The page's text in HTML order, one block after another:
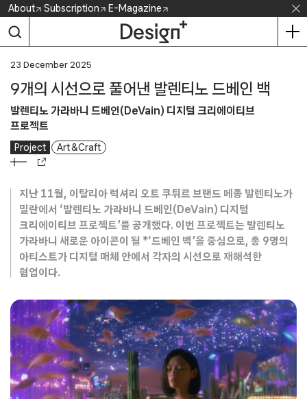
Skip
content
About Subscription E-Magazine
23 December 2025
9개의 시선으로 풀어낸 발렌티노 드베인 백
발렌티노 가라바니 드베인(DeVain) 디지털 크리에이티브
프로젝트
Project Art & Craft
지난 11월, 이탈리아 럭셔리 오트 쿠튀르 브랜드 메종 발렌티노가
밀란에서 ‘발렌티노 가라바니 드베인(DeVain) 디지털
크리에이티브 프로젝트’를 공개했다. 이번 프로젝트는 발렌티노
가라바니 새로운 아이콘이 될 *‘드베인 백’을 중심으로, 총 9명의
아티스트가 디지털 매체 안에서 각자의 시선으로 재해석한
협업이다.